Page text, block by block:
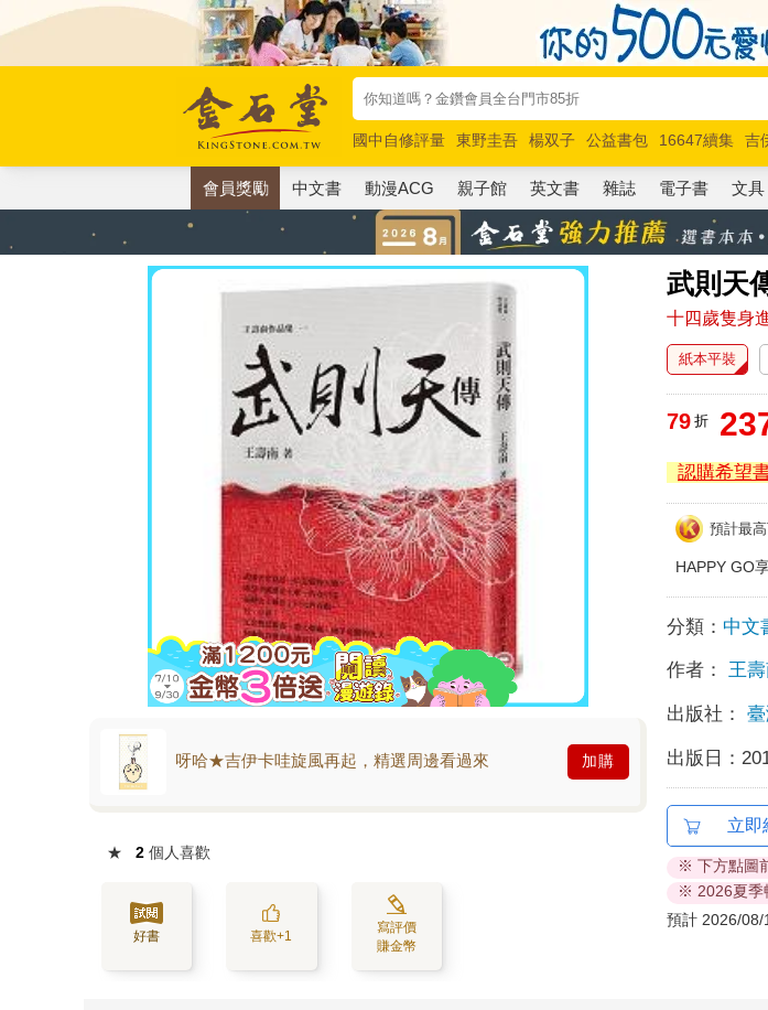
國中自修評量 東野圭吾 楊双子 公益書包 16647續集 吉
唯紅花綻放
奧德賽 路邊攤新作 馬斯克 玩具總動員5 超
會員獎勵 中文書 動漫ACG 親子館 英文書 雜誌 電子書 文具
武則天
十四歲隻身
呀哈★吉伊卡哇旋風再起，精選周邊看過來 加購
★ 2 個人喜歡
好書 喜歡+1
寫評價
賺金幣
紙本平裝
79 折
認購希望
預計最
HAPPY GO
分類： 中文
作者： 王
出版社：
出版日：
立即
※ 下方點圖
※ 2026夏季
預計 2026/08/